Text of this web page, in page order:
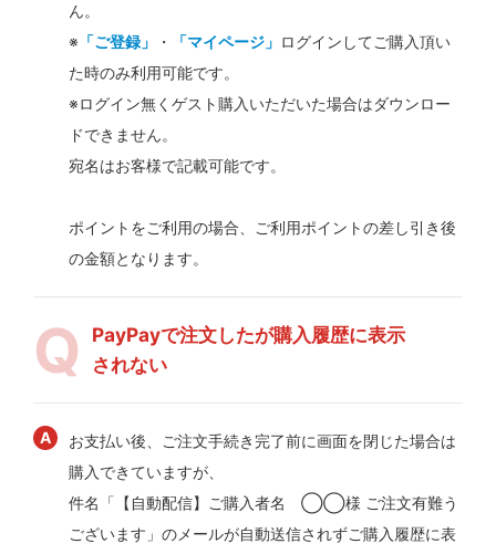
ん。
※ 「ご登録」 ・ 「マイページ」 ログインしてご購入頂い
た時のみ利用可能です。
※ログイン無くゲスト購入いただいた場合はダウンロー
ドできません。
宛名はお客様で記載可能です。
ポイントをご利用の場合、ご利用ポイントの差し引き後
の金額となります。
PayPayで注文したが購入履歴に表示
されない
お支払い後、ご注文手続き完了前に画面を閉じた場合は
購入できていますが、
件名「【自動配信】ご購入者名 ◯◯様 ご注文有難う
ございます」のメールが自動送信されずご購入履歴に表